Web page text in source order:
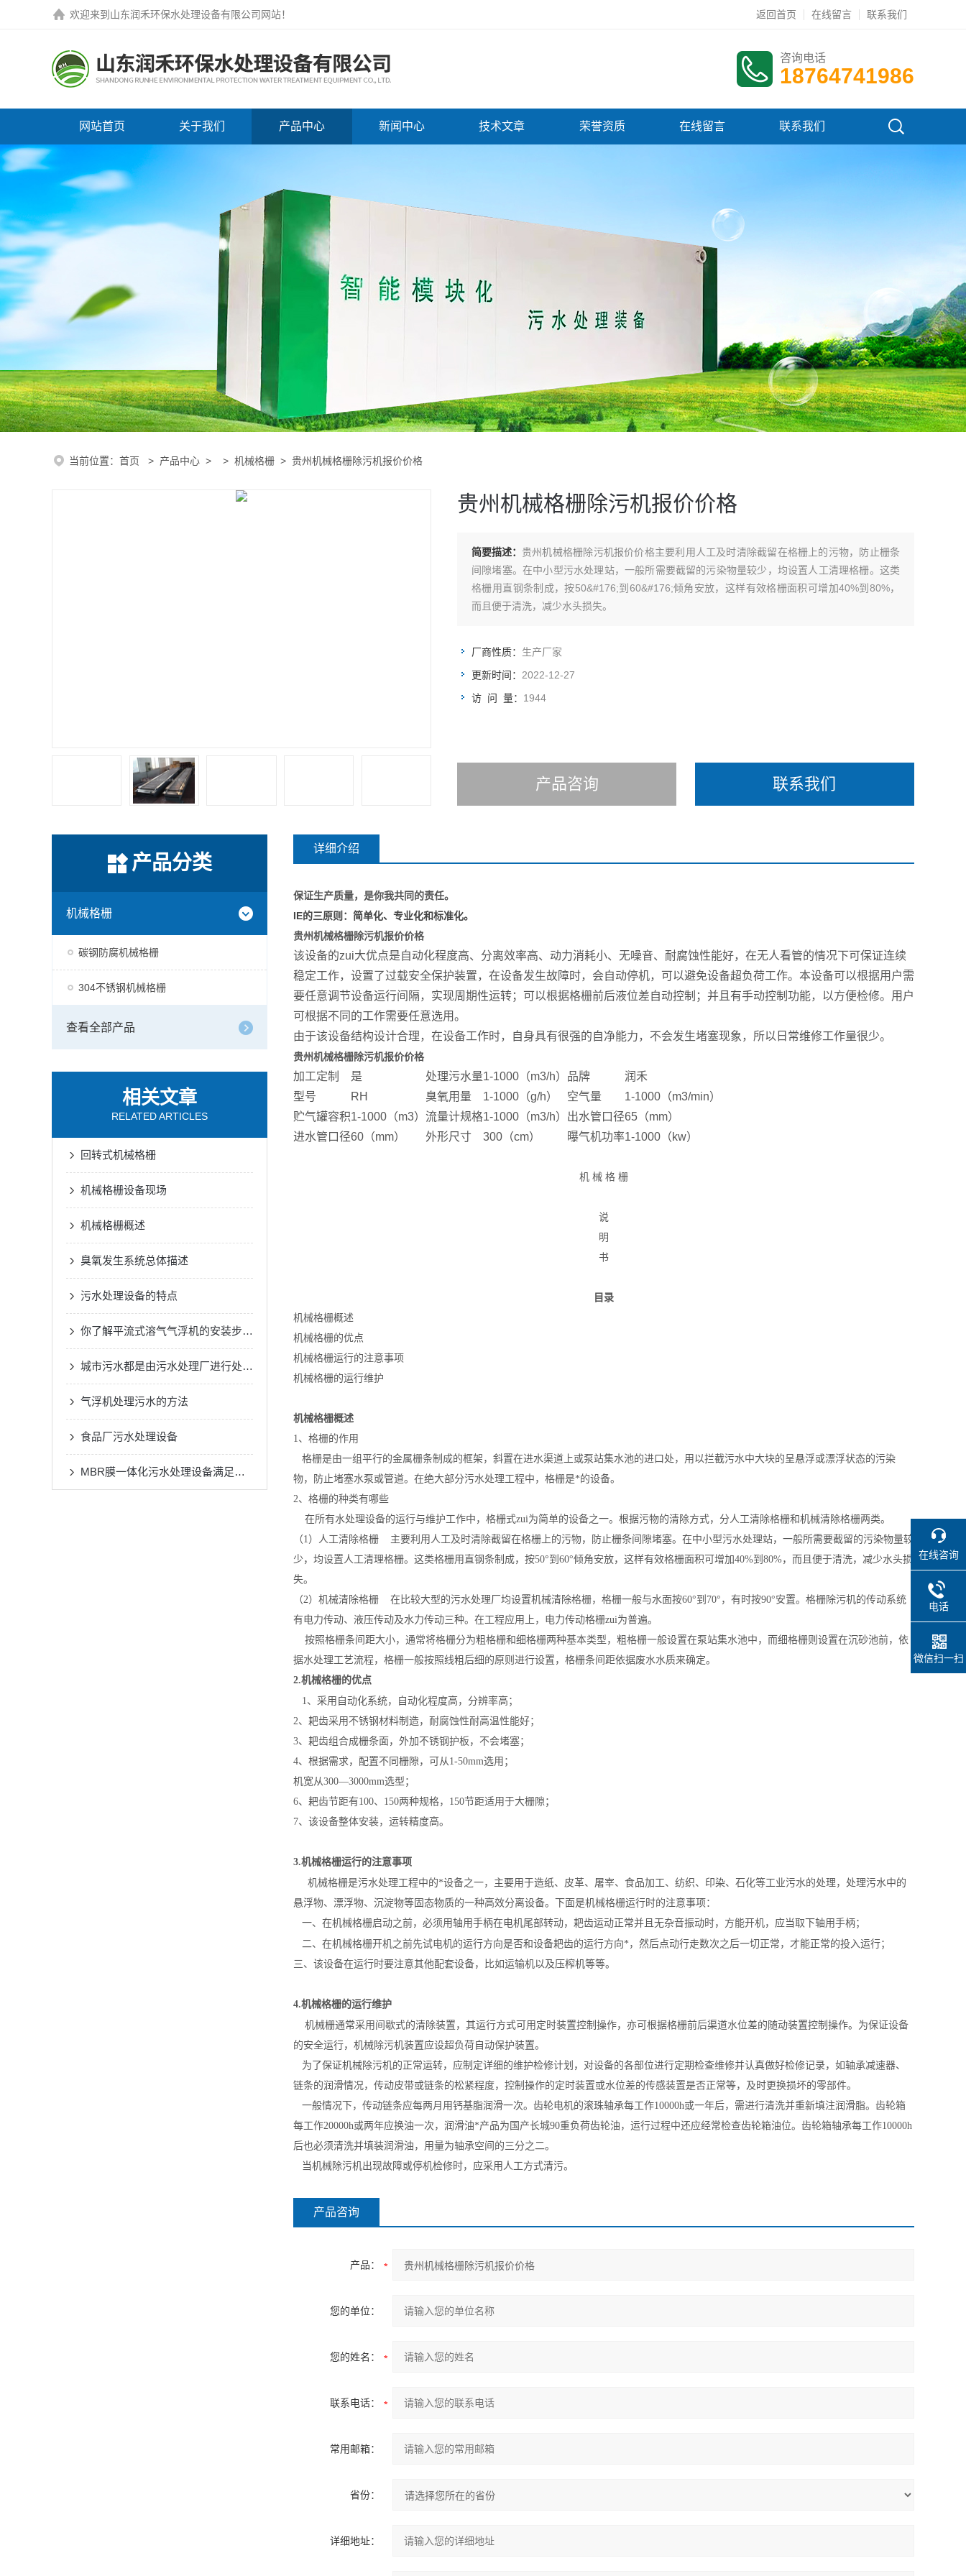
欢迎来到 山东润禾环保水处理设备有限公司网站！ 返回首页 在线留言 联系我们
咨询电话
18764741986
网站首页 关于我们 产品中心 新闻中心 技术文章 荣誉资质 在线留言 联系我们
当前位置： 首页 > 产品中心 > > 机械格栅 > 贵州机械格栅除污机报价价格
贵州机械格栅除污机报价价格
简要描述： 贵州机械格栅除污机报价价格主要利用人工及时清除截留在格栅上的污物，防止栅条
间隙堵塞。在中小型污水处理站，一般所需要截留的污染物量较少，均设置人工清理格栅。这类
格栅用直钢条制成，按50&#176;到60&#176;倾角安放，这样有效格栅面积可增加40%到80%，
而且便于清洗，减少水头损失。
厂商性质： 生产厂家
更新时间： 2022-12-27
访 问 量： 1944
产品咨询 联系我们
产品分类
机械格栅
碳钢防腐机械格栅
304不锈钢机械格栅
查看全部产品
相关文章
RELATED ARTICLES
回转式机械格栅
机械格栅设备现场
机械格栅概述
臭氧发生系统总体描述
污水处理设备的特点
你了解平流式溶气气浮机的安装步骤与维修保养吗？
城市污水都是由污水处理厂进行处理的么
气浮机处理污水的方法
食品厂污水处理设备
MBR膜一体化污水处理设备满足各种工业废水的处理需求
详细介绍
保证生产质量，是你我共同的责任。
IE的三原则：简单化、专业化和标准化。
贵州机械格栅除污机报价价格
该设备的zui大优点是自动化程度高、分离效率高、动力消耗小、无噪音、耐腐蚀性能好，在无人看管的情况下可保证连续
稳定工作，设置了过载安全保护装置，在设备发生故障时，会自动停机，可以避免设备超负荷工作。本设备可以根据用户需
要任意调节设备运行间隔，实现周期性运转；可以根据格栅前后液位差自动控制；并且有手动控制功能，以方便检修。用户
可根据不同的工作需要任意选用。
由于该设备结构设计合理，在设备工作时，自身具有很强的自净能力，不会发生堵塞现象，所以日常维修工作量很少。
贵州机械格栅除污机报价价格
加工定制 是 处理污水量1-1000（m3/h） 品牌
润禾
型号
RH 臭氧用量 1-1000（g/h） 空气量
1-1000（m3/min）
贮气罐容积1-1000（m3） 流量计规格1-1000（m3/h） 出水管口径65（mm）
进水管口径60（mm） 外形尺寸 300（cm） 曝气机功率1-1000（kw）
机 械 格 栅
说
明
书
目录
机械格栅概述
机械格栅的优点
机械格栅运行的注意事项
机械格栅的运行维护
机械格栅概述
1、格栅的作用
格栅是由一组平行的金属栅条制成的框架，斜置在进水渠道上或泵站集水池的进口处，用以拦截污水中大块的呈悬浮或漂浮状态的污染
物，防止堵塞水泵或管道。在绝大部分污水处理工程中，格栅是*的设备。
2、格栅的种类有哪些
在所有水处理设备的运行与维护工作中，格栅式zui为简单的设备之一。根据污物的清除方式，分人工清除格栅和机械清除格栅两类。
（1）人工清除格栅 主要利用人工及时清除截留在格栅上的污物，防止栅条间隙堵塞。在中小型污水处理站，一般所需要截留的污染物量较
少，均设置人工清理格栅。这类格栅用直钢条制成，按50°到60°倾角安放，这样有效格栅面积可增加40%到80%，而且便于清洗，减少水头损
失。
（2）机械清除格栅 在比较大型的污水处理厂均设置机械清除格栅，格栅一般与水面按60°到70°，有时按90°安置。格栅除污机的传动系统
有电力传动、液压传动及水力传动三种。在工程应用上，电力传动格栅zui为普遍。
按照格栅条间距大小，通常将格栅分为粗格栅和细格栅两种基本类型，粗格栅一般设置在泵站集水池中，而细格栅则设置在沉砂池前，依
据水处理工艺流程，格栅一般按照线粗后细的原则进行设置，格栅条间距依据废水水质来确定。
2.机械格栅的优点
1、采用自动化系统，自动化程度高，分辨率高；
2、耙齿采用不锈钢材料制造，耐腐蚀性耐高温性能好；
3、耙齿组合成栅条面，外加不锈钢护板，不会堵塞；
4、根据需求，配置不同栅隙，可从1-50mm选用；
机宽从300—3000mm选型；
6、耙齿节距有100、150两种规格，150节距适用于大栅隙；
7、该设备整体安装，运转精度高。
3.机械格栅运行的注意事项
机械格栅是污水处理工程中的*设备之一，主要用于造纸、皮革、屠宰、食品加工、纺织、印染、石化等工业污水的处理，处理污水中的
悬浮物、漂浮物、沉淀物等固态物质的一种高效分离设备。下面是机械格栅运行时的注意事项：
一、在机械格栅启动之前，必须用轴用手柄在电机尾部转动，耙齿运动正常并且无杂音振动时，方能开机，应当取下轴用手柄；
二、在机械格栅开机之前先试电机的运行方向是否和设备耙齿的运行方向*，然后点动行走数次之后一切正常，才能正常的投入运行；
三、该设备在运行时要注意其他配套设备，比如运输机以及压榨机等等。
4.机械格栅的运行维护
机械栅通常采用间歇式的清除装置，其运行方式可用定时装置控制操作，亦可根据格栅前后渠道水位差的随动装置控制操作。为保证设备
的安全运行，机械除污机装置应设超负荷自动保护装置。
为了保证机械除污机的正常运转，应制定详细的维护检修计划，对设备的各部位进行定期检查维修并认真做好检修记录，如轴承减速器、
链条的润滑情况，传动皮带或链条的松紧程度，控制操作的定时装置或水位差的传感装置是否正常等，及时更换损坏的零部件。
一般情况下，传动链条应每两月用钙基脂润滑一次。齿轮电机的滚珠轴承每工作10000h或一年后，需进行清洗并重新填注润滑脂。齿轮箱
每工作20000h或两年应换油一次，润滑油*产品为国产长城90重负荷齿轮油，运行过程中还应经常检查齿轮箱油位。齿轮箱轴承每工作10000h
后也必须清洗并填装润滑油，用量为轴承空间的三分之二。
当机械除污机出现故障或停机检修时，应采用人工方式清污。
产品咨询
产品：
您的单位：
您的姓名：
联系电话：
常用邮箱：
省份：
详细地址：
在线咨询
电话
微信扫一扫